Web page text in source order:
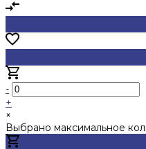
-
+
×
Выбрано максимальное